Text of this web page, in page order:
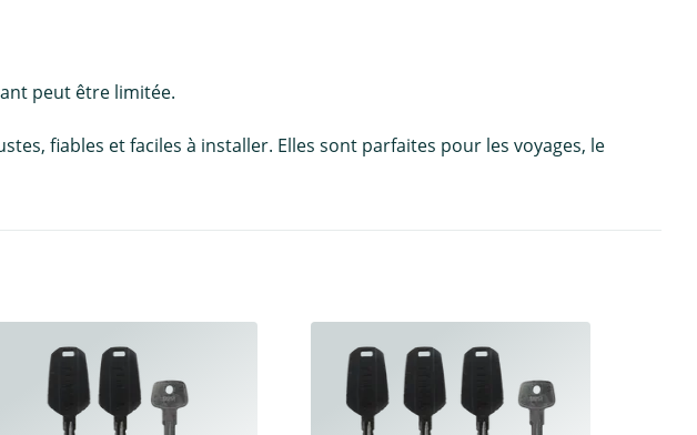
peut être limitée.
fiables et faciles à installer. Elles sont parfaites pour les voyages, le